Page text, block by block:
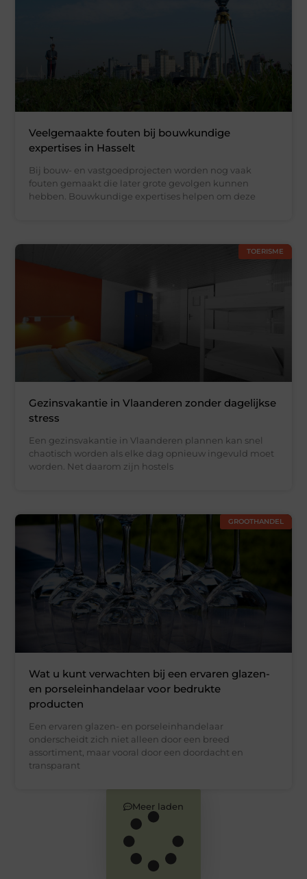
Veelgemaakte fouten bij bouwkundige
expertises in Hasselt
Bij bouw- en vastgoedprojecten worden nog vaak
fouten gemaakt die later grote gevolgen kunnen
hebben. Bouwkundige expertises helpen om deze
TOERISME
Gezinsvakantie in Vlaanderen zonder dagelijkse
stress
Een gezinsvakantie in Vlaanderen plannen kan snel
chaotisch worden als elke dag opnieuw ingevuld moet
worden. Net daarom zijn hostels
GROOTHANDEL
Wat u kunt verwachten bij een ervaren glazen-
en porseleinhandelaar voor bedrukte
producten
Een ervaren glazen- en porseleinhandelaar
onderscheidt zich niet alleen door een breed
assortiment, maar vooral door een doordacht en
transparant
Meer laden